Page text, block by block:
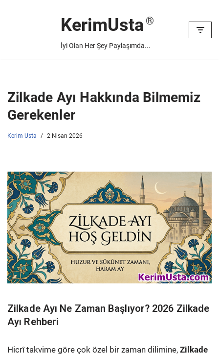
KerimUsta
İyi Olan Her Şey Paylaşımda...
Zilkade Ayı Hakkında Bilmemiz
Gerekenler
Kerim Usta 2 Nisan 2026
Zilkade Ayı Ne Zaman Başlıyor? 2026 Zilkade
Ayı Rehberi
Hicrî takvime göre çok özel bir zaman dilimine, Zilkade